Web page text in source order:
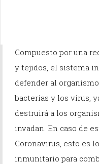
Compuesto por una
y tejidos, el sistema
defender al
bacterias y los virus,
destruirá a los
invadan. En caso de
Coronavirus, esto es
inmunitario para